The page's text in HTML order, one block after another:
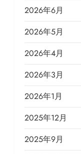
2026年6月
2026年5月
2026年4月
2026年3月
2026年1月
2025年12月
2025年9月